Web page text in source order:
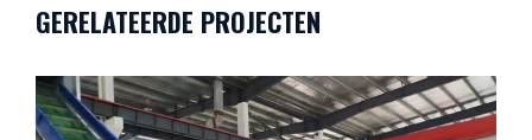
GERELATEERDE PROJECTEN